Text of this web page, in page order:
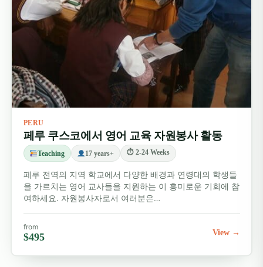
PERU
페루 쿠스코에서 영어 교육 자원봉사 활동
Teaching 17 years+ ⏱ 2-24 Weeks
페루 전역의 지역 학교에서 다양한 배경과 연령대의 학생들
을 가르치는 영어 교사들을 지원하는 이 흥미로운 기회에 참
여하세요. 자원봉사자로서 여러분은…
from
$495 View →